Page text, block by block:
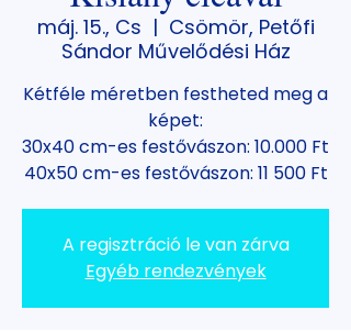
máj. 15., Cs
  |
Csömör, Petőfi
Sándor Művelődési Ház
Kétféle méretben festheted meg a
képet:
30x40 cm-es festővászon: 10.000 Ft
40x50 cm-es festővászon: 11 500 Ft
A regisztráció le van zárva
Egyéb rendezvények